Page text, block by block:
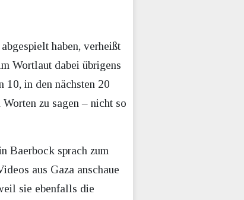
haben, verheißt
Wortlaut dabei übrigens
10, in den nächsten 20
zu sagen – nicht so
Baerbock sprach zum
aus Gaza anschaue
sie ebenfalls die